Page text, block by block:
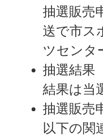
抽選販売
送で市ス
ツセンタ
抽選結果
結果は当
抽選販売
以下の関